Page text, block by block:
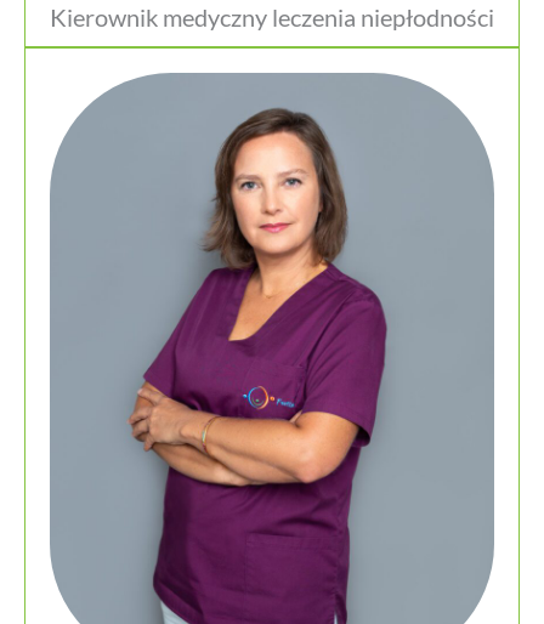
Kierownik medyczny leczenia niepłodności